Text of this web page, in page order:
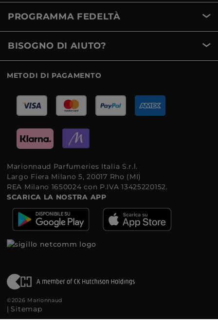
PROGRAMMA FEDELTÀ
BISOGNO DI AIUTO?
METODI DI PAGAMENTO
Marionnaud Parfumeries Italia S.r.l.
Largo Fiera Milano 5, 20017 Rho (MI)
REA Milano 1650024 con P.IVA 13425220152.
SCARICA LA NOSTRA APP
©2026 Marionnaud
| Sitemap